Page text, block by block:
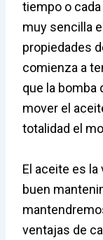
tiempo o
muy sencilla
propiedades
comienza a
que la bomba
mover el
totalidad el
El aceite es
buen
ventajas de